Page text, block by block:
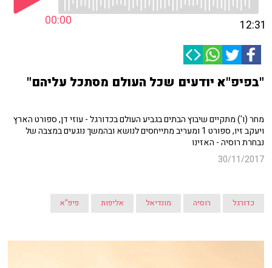
00:00 12:31
"בפיפ"א יודעים שכל העולם מסתכל עליהם"
מחר (ו') מתקיים שיבוץ הבתים בגביע העולם בכדורגל - עוזי דן, ספורט הארץ
ויעקב זיו, ספורט 1 ומעריב מתייחסים לנושא ובהמשך נוגעים במצבה של
נבחרת רוסיה - האזינו
30/11/2017
כדורגל רוסיה מונדיאל אליפות פיפ"א